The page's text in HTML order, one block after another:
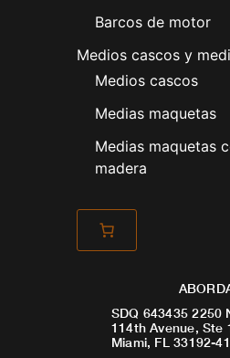
Barcos de motor
Medios cascos y
Medios cascos
Medias maquetas
Medias maquetas
madera
SDQ 643435 2250
114th Avenue, Ste
Miami, FL 33192-